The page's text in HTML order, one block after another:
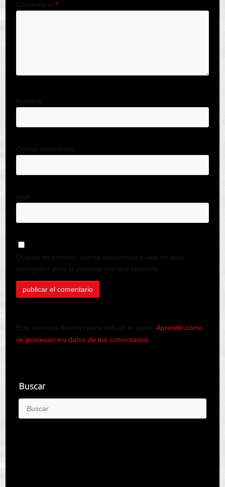
Comentario *
Nombre
Correo electrónico
Web
Guarda mi nombre, correo electrónico y web en este
navegador para la próxima vez que comente.
Este sitio usa Akismet para reducir el spam. Aprende cómo
se procesan los datos de tus comentarios.
Buscar
Buscar